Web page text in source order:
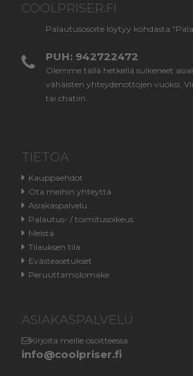
COOLPRISER.FI
Palautusosoite löytyy kohdasta
PUH: 942722472
Olemme tällä hetkellä sulkeneet
vähäisten yhteydenottojen vuoksi.
tai chatiin.
TIETOA
Kauppaehdot
Ota meihin yhteyttä
Asiakaspalvelu
Palautus- / toimitusoikeus
Meistä
Tilauksen tila
Evästeasetukset
Peruuttamislomake
ASIAKASPALVELU
Kirjoita meille osoitteessa
info@coolpriser.fi